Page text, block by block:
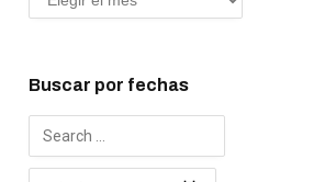
Buscar por fechas